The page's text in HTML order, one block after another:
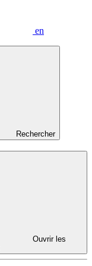
en
Rechercher
Ouvrir les